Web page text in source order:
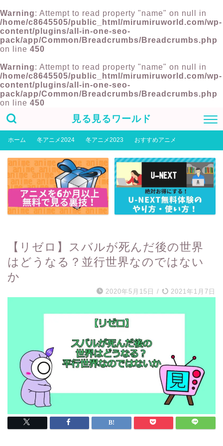
Warning: Attempt to read property "name" on null in
/home/c8645505/public_html/mirumiruworld.com/wp-
content/plugins/all-in-one-seo-
pack/app/Common/Breadcrumbs/Breadcrumbs.php
on line 450
Warning: Attempt to read property "name" on null in
/home/c8645505/public_html/mirumiruworld.com/wp-
content/plugins/all-in-one-seo-
pack/app/Common/Breadcrumbs/Breadcrumbs.php
on line 450
見る見るワールド
ホーム 冬アニメ2024 冬アニメ2023 おすすめアニメ
【リゼロ】スバルが死んだ後の世界
はどうなる？並行世界なのではない
か
2020年5月15日 / 2021年1月7日